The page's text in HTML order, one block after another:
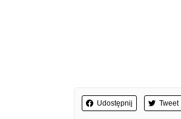
Udostępnij Tweet